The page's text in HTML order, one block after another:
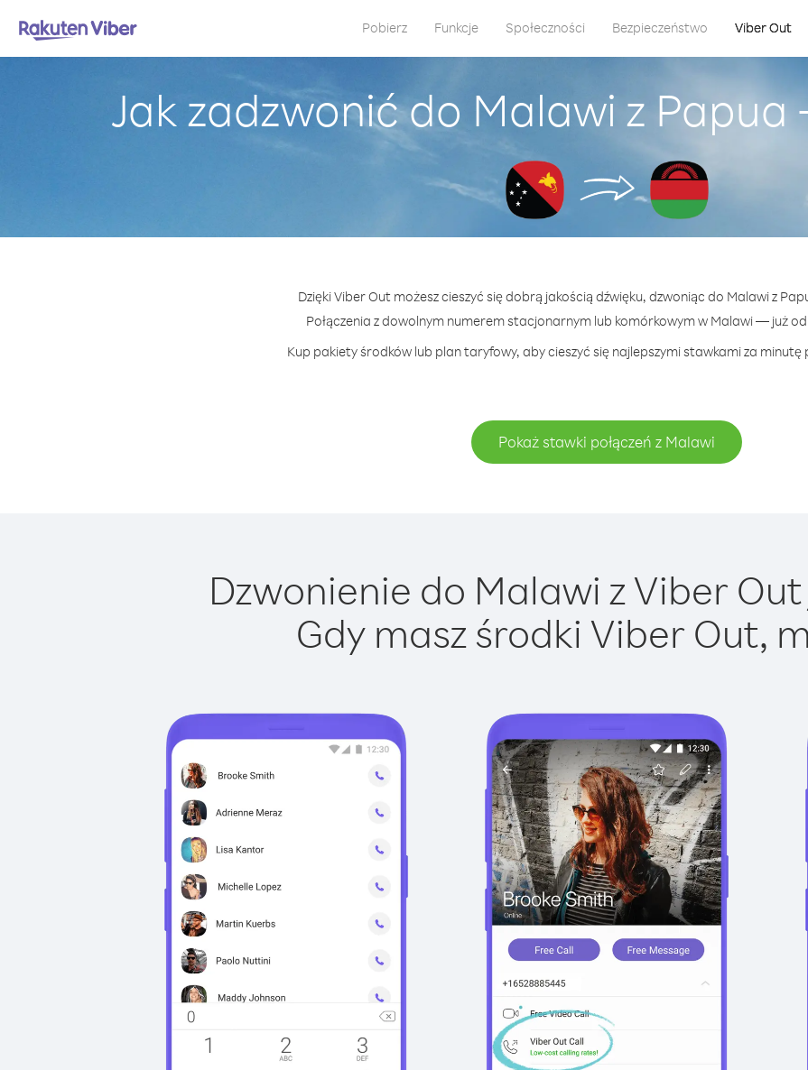
Pobierz Funkcje Społeczności Bezpieczeństwo Viber Out
Jak zadzwonić do Malawi z Papua
Dzięki Viber Out możesz cieszyć się dobrą jakością dźwięku, dzwoniąc do Malawi z
Połączenia z dowolnym numerem stacjonarnym lub komórkowym w Malawi — już od
Kup pakiety środków lub plan taryfowy, aby cieszyć się najlepszymi stawkami za minutę
Pokaż stawki połączeń z Malawi
Dzwonienie do Malawi z Viber
Gdy masz środki Viber Out,